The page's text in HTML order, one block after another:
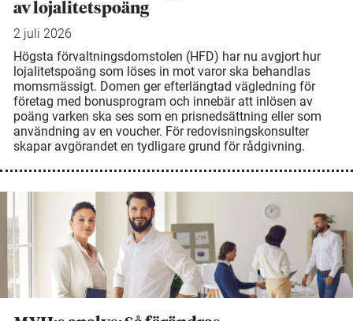
av lojalitetspoäng
2 juli 2026
Högsta förvaltningsdomstolen (HFD) har nu avgjort hur
lojalitetspoäng som löses in mot varor ska behandlas
momsmässigt. Domen ger efterlängtad vägledning för
företag med bonusprogram och innebär att inlösen av
poäng varken ska ses som en prisnedsättning eller som
användning av en voucher. För redovisningskonsulter
skapar avgörandet en tydligare grund för rådgivning.